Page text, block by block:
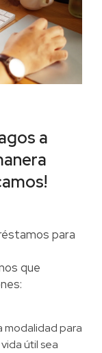
a
para
que
modalidad para
útil sea